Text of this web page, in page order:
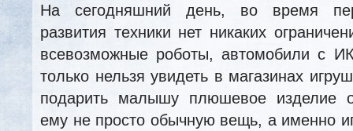
На сегодняшний день, во время
развития техники нет никаких
всевозможные роботы, автомобили с
только нельзя увидеть в магазинах
подарить малышу плюшевое изделие
ему не просто обычную вещь, а именно